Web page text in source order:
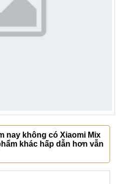
nay không có Xiaomi Mix
khác hấp dẫn hơn vẫn